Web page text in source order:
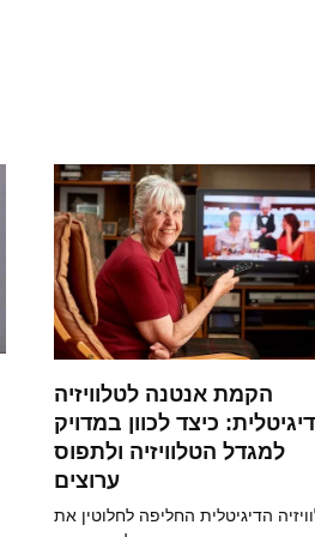
הקמת אנטנה לטלוויזיה
דיגיטלית: כיצד לכוון במדויק
למגדל הטלוויזיה ולתפוס
ערוצים
הדיגיטלית החליפה לחלוטין את